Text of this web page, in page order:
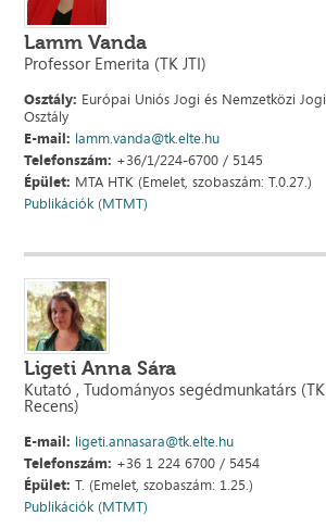
Lamm Vanda
Professor Emerita (TK JTI)
Osztály: Európai Uniós Jogi és Nemzetközi Jogi
Osztály
E-mail: lamm.vanda@tk.elte.hu
Telefonszám: +36/1/224-6700 / 5145
Épület: MTA HTK (Emelet, szobaszám: T.0.27.)
Publikációk (MTMT)
Ligeti Anna Sára
Kutató , Tudományos segédmunkatárs (TK
Recens)
E-mail: ligeti.annasara@tk.elte.hu
Telefonszám: +36 1 224 6700 / 5454
Épület: T. (Emelet, szobaszám: 1.25.)
Publikációk (MTMT)